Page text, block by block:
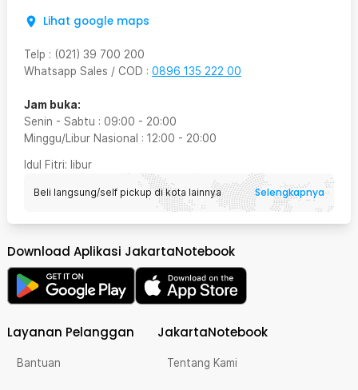
Lihat google maps
Telp : (021) 39 700 200
Whatsapp Sales / COD : 0896 135 222 00
Jam buka:
Senin - Sabtu : 09:00 - 20:00
Minggu/Libur Nasional : 12:00 - 20:00
Idul Fitri: libur
Beli langsung/self pickup di kota lainnya Selengkapnya
Download Aplikasi JakartaNotebook
Layanan Pelanggan
Bantuan
JakartaNotebook
Tentang Kami